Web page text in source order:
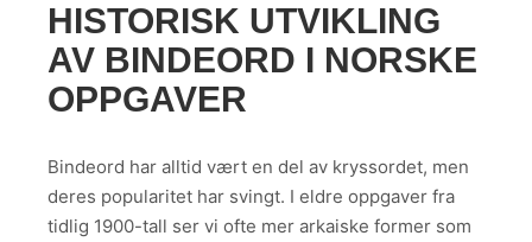
HISTORISK UTVIKLING
AV BINDEORD I NORSKE
OPPGAVER
Bindeord har alltid vært en del av kryssordet, men
deres popularitet har svingt. I eldre oppgaver fra
tidlig 1900-tall ser vi ofte mer arkaiske former som